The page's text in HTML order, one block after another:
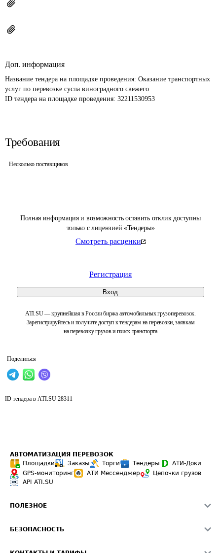
Полная информация и возможность оставить отклик доступны
только с лицензией «Тендеры»
Смотреть расценки
Регистрация
Вход
ATI.SU — крупнейшая в России биржа автомобильных грузоперевозок.
Зарегистрируйтесь и получите доступ к тендерам на перевозки, заявкам
на перевозку грузов и поиск транспорта
Поделиться
Доп. информация
Название тендера на площадке проведения: Оказание транспортных
услуг по перевозке сусла виноградного свежего
ID тендера на площадке проведения: 32211530953
Требования
Несколько поставщиков
ID тендера в ATI.SU 28311
АВТОМАТИЗАЦИЯ ПЕРЕВОЗОК
Площадки
Заказы Торги Тендеры
АТИ-Доки
GPS-мониторинг
АТИ Мессенджер
Цепочки грузов
API ATI.SU
ПОЛЕЗНОЕ
Звезды ATI.SU на вашем сайте
БЕЗОПАСНОСТЬ